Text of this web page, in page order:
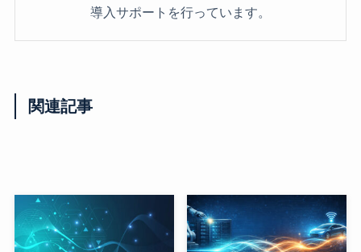
導入サポートを行っています。
関連記事